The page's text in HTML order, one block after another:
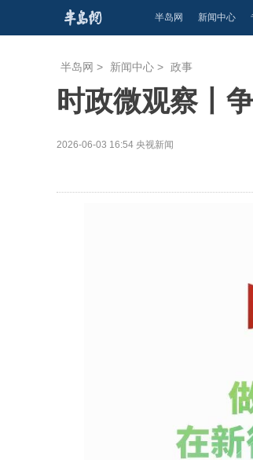
半岛网 新闻中心
半岛网 > 新闻中心 > 政事
时政微观察丨
2026-06-03 16:54 央视新闻